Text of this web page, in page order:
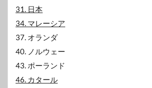
31. 日本
34. マレーシア
37. オランダ
40. ノルウェー
43. ポーランド
46. カタール